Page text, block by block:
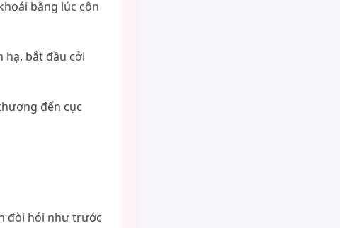
bằng lúc côn
hạ, bắt đầu cởi
đến cục
đòi hỏi như trước